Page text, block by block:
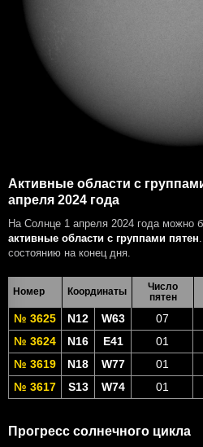
Активные области с
апреля 2024 года
На Солнце 1 апреля 2024 года
активные области с группами пятен
состоянию на конец дня.
Номер Координаты
Число
пятен
№ 3625 N12 W63 07
№ 3624
N16 E41 01
№ 3619
N18 W77 01
№ 3617
S13 W74 01
Прогресс солнечного цикла